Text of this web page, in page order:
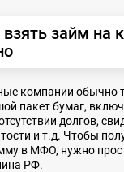
займ на
компании обычно
пакет бумаг,
долгов,
и т.д. Чтобы
в МФО, нужно
РФ.